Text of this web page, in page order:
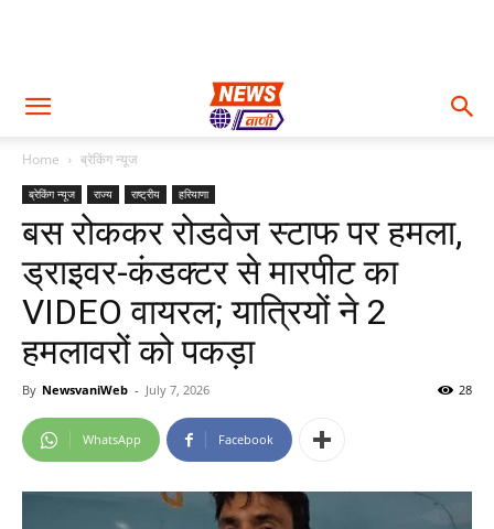
Home ब्रेकिंग न्यूज
ब्रेकिंग न्यूज राज्य राष्ट्रीय हरियाणा
बस रोककर रोडवेज स्टाफ पर हमला,
ड्राइवर-कंडक्टर से मारपीट का
VIDEO वायरल; यात्रियों ने 2
हमलावरों को पकड़ा
By NewsvaniWeb - July 7, 2026 28
WhatsApp Facebook